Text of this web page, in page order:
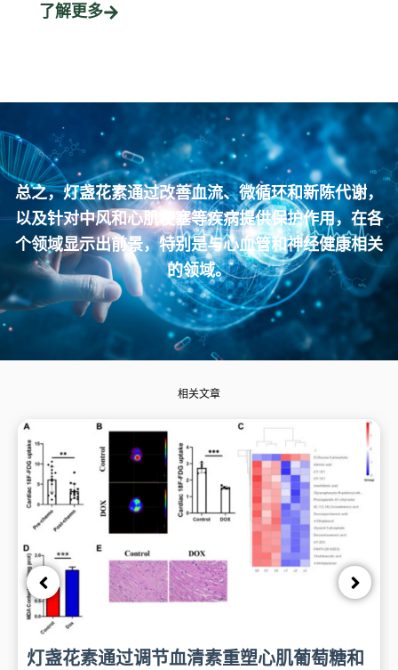
了解更多
总之，灯盏花素通过改善血流、微循环和新陈代谢，
以及针对中风和心肌梗塞等疾病提供保护作用，在各
个领域显示出前景，特别是与心血管和神经健康相关
的领域。
相关文章
灯盏花素通过调节血清素重塑心肌葡萄糖和